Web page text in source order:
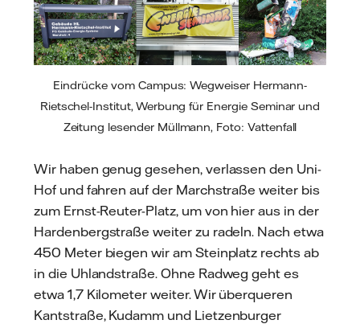
Eindrücke vom Campus: Wegweiser Hermann-
Rietschel-Institut, Werbung für Energie Seminar und
Zeitung lesender Müllmann, Foto: Vattenfall
Wir haben genug gesehen, verlassen den Uni-
Hof und fahren auf der Marchstraße weiter bis
zum Ernst-Reuter-Platz, um von hier aus in der
Hardenbergstraße weiter zu radeln. Nach etwa
450 Meter biegen wir am Steinplatz rechts ab
in die Uhlandstraße. Ohne Radweg geht es
etwa 1,7 Kilometer weiter. Wir überqueren
Kantstraße, Kudamm und Lietzenburger